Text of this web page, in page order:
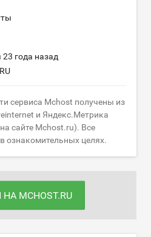
MCHOST.RU
23 года назад
RU
сервиса Mchost получены из
и Яндекс.Метрика
сайте Mchost.ru). Все
ознакомительных целях.